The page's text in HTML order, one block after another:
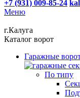
+7 (931) 009-85-24
Меню
г.Калуга
Каталог ворот
Гаражные
По типу